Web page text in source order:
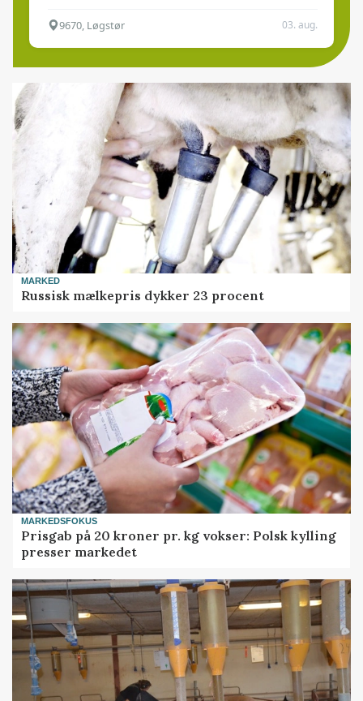
9670, Løgstør 03. aug.
MARKED
Russisk mælkepris dykker 23 procent
MARKEDSFOKUS
Prisgab på 20 kroner pr. kg vokser: Polsk kylling
presser markedet